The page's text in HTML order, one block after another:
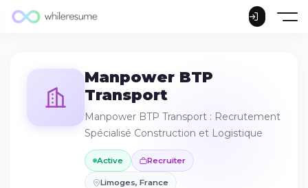
Manpower BTP
Transport
Manpower BTP Transport : Recrutement
Spécialisé Construction et Logistique
Active Recruiter
Limoges, France